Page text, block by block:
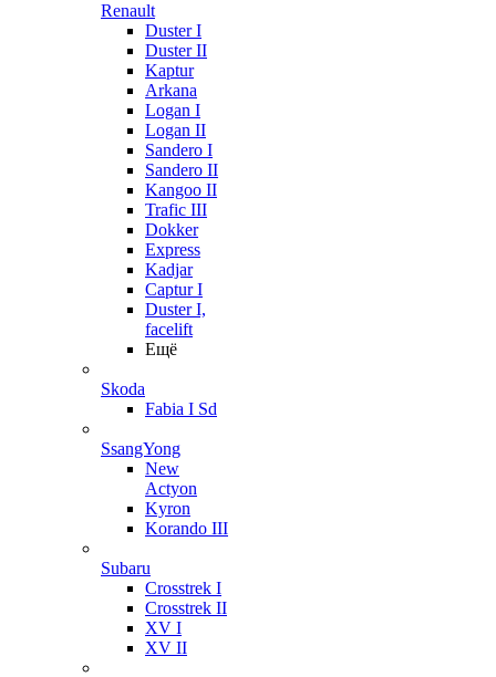
Renault
Duster I
Duster II
Kaptur
Arkana
Logan I
Logan II
Sandero I
Sandero II
Kangoo II
Trafic III
Dokker
Express
Kadjar
Captur I
Duster I,
facelift
Ещё
Skoda
Fabia I Sd
SsangYong
New
Actyon
Kyron
Korando III
Subaru
Crosstrek I
Crosstrek II
XV I
XV II